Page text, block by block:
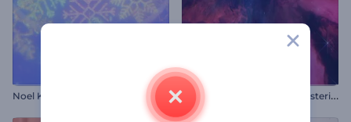
Noel Kar Taneleri İntro P
arıldayan Nebula Logo Gösterimi